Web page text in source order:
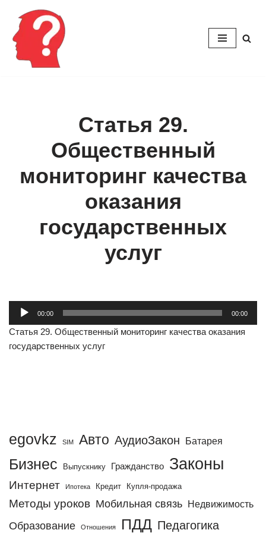
Перейти
содержимому
Статья 29.
Общественный
мониторинг качества
оказания
государственных
услуг
д
и
р
00:00 00:00
Статья 29. Общественный мониторинг качества оказания
государственных услуг
egovkz SIM Авто АудиоЗакон Батарея
Бизнес Выпускнику Гражданство Законы
Интернет Ипотека Кредит Купля-продажа
Методы уроков Мобильная связь Недвижимость
Образование Отношения ПДД Педагогика